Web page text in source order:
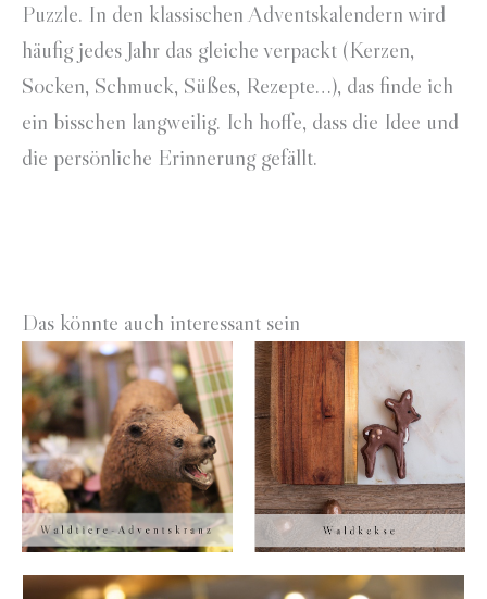
Puzzle. In den klassischen Adventskalendern wird
häufig jedes Jahr das gleiche verpackt (Kerzen,
Socken, Schmuck, Süßes, Rezepte…), das finde ich
ein bisschen langweilig. Ich hoffe, dass die Idee und
die persönliche Erinnerung gefällt.
Das könnte auch interessant sein